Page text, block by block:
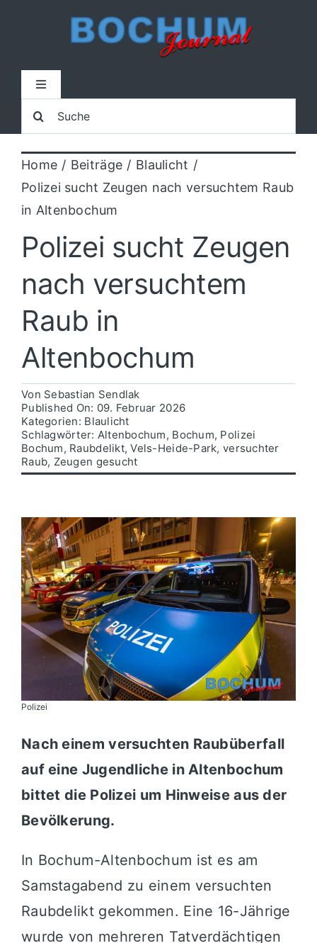
Toggle
Home
Lokal
Blaulicht
Sport
Kultur
Politik
Wirtschaft
Suche
nach:
Home Beiträge
Blaulicht
Polizei sucht Zeugen nach versuchtem Raub
in Altenbochum
Polizei sucht Zeugen
nach versuchtem
Raub in
Altenbochum
Von Sebastian Sendlak
Published On: 09. Februar 2026
Kategorien: Blaulicht
Schlagwörter: Altenbochum, Bochum, Polizei
Bochum, Raubdelikt,Vels-Heide-Park,versuchter
Raub, Zeugen gesucht
Polizei
Nach einem versuchten Raubüberfall
auf eine Jugendliche in Altenbochum
bittet die Polizei um Hinweise aus der
Bevölkerung.
In Bochum-Altenbochum ist es am
Samstagabend zu einem versuchten
Raubdelikt gekommen. Eine 16-Jährige
wurde von mehreren Tatverdächtigen